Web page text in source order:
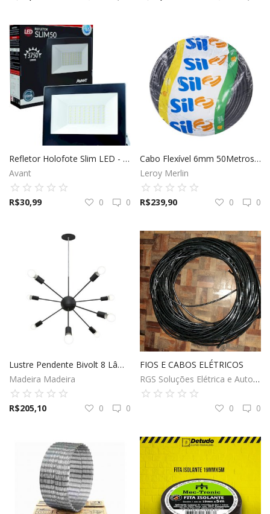
Cadastrar
Refletor Holofote Slim LED - Avant
Avant
R$30,99 0
0
Cabo Flexível 6mm 50Metros Preto 750V SIL Fios
Leroy Merlin
R$239,90 0
0
Lustre Pendente Bivolt 8 Lâmpadas Sputnik WOODS! Preto
Madeira Madeira
R$205,10 0
0
FIOS E CABOS ELÉTRICOS
RGS Soluções Elétrica e Automação
0
0